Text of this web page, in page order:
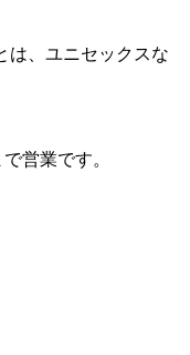
は、ユニセックスな
営業です。